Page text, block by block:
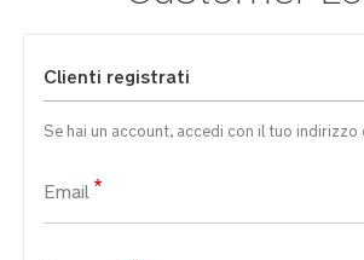
Clienti registrati
Se hai un account, accedi con il tuo indirizzo
Email